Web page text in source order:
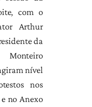
com o
Arthur
da
Monteiro
nível
nos
no Anexo